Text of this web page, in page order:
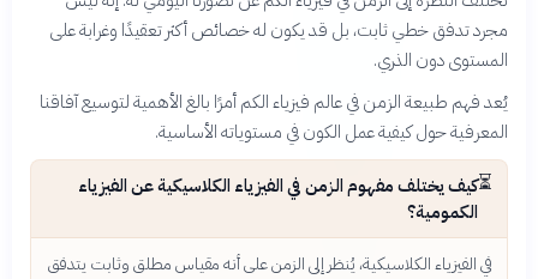
مجرد تدفق خطي ثابت، بل قد يكون له خصائص أكثر تعقيدًا وغرابة على
المستوى دون الذري.
يُعد فهم طبيعة الزمن في عالم فيزياء الكم أمرًا بالغ الأهمية لتوسيع آفاقنا
المعرفية حول كيفية عمل الكون في مستوياته الأساسية.
⏳كيف يختلف مفهوم الزمن في الفيزياء الكلاسيكية عن الفيزياء
الكمومية؟
في الفيزياء الكلاسيكية، يُنظر إلى الزمن على أنه مقياس مطلق وثابت يتدفق